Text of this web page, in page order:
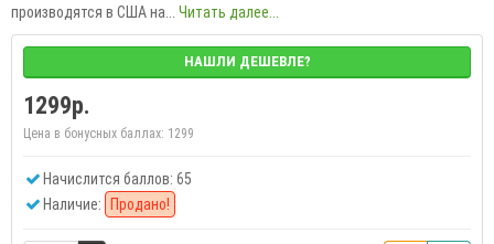
производятся в США на... Читать далее...
НАШЛИ ДЕШЕВЛЕ?
1299р.
Цена в бонусных баллах: 1299
Начислится баллов: 65
Наличие: Продано!